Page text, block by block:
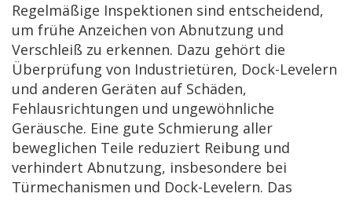
Regelmäßige Inspektionen sind entscheidend,
um frühe Anzeichen von Abnutzung und
Verschleiß zu erkennen. Dazu gehört die
Überprüfung von Industrietüren, Dock-Levelern
und anderen Geräten auf Schäden,
Fehlausrichtungen und ungewöhnliche
Geräusche. Eine gute Schmierung aller
beweglichen Teile reduziert Reibung und
verhindert Abnutzung, insbesondere bei
Türmechanismen und Dock-Levelern. Das